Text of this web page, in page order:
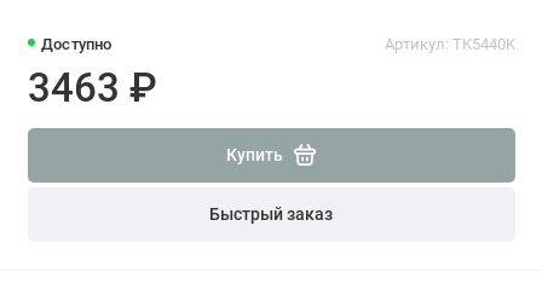
Доступно Артикул: TK5440K
3463 ₽
Купить
Быстрый заказ